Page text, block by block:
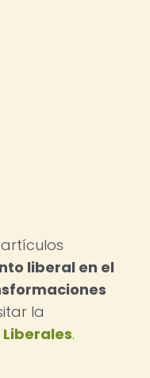
liberal en el
la
.